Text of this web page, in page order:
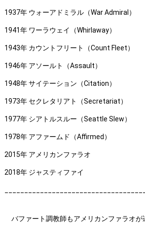
1937年 ウォーアドミラル（War Admiral）
1941年 ワーラウェイ（Whirlaway）
1943年 カウントフリート（Count Fleet）
1946年 アソールト（Assault）
1948年 サイテーション（Citation）
1973年 セクレタリアト（Secretariat）
1977年 シアトルスルー（Seattle Slew）
1978年 アファームド（Affirmed）
2015年 アメリカンファラオ
2018年 ジャスティファイ
バファート調教師もアメリカンファラオが